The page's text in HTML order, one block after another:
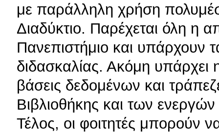
με παράλληλη χρήση
Διαδύκτιο. Παρέχεται όλη η
Πανεπιστήμιο και υπάρχουν
διδασκαλίας. Ακόμη
βάσεις δεδομένων και
Βιβλιοθήκης και των
Τέλος, οι φοιτητές μπορούν